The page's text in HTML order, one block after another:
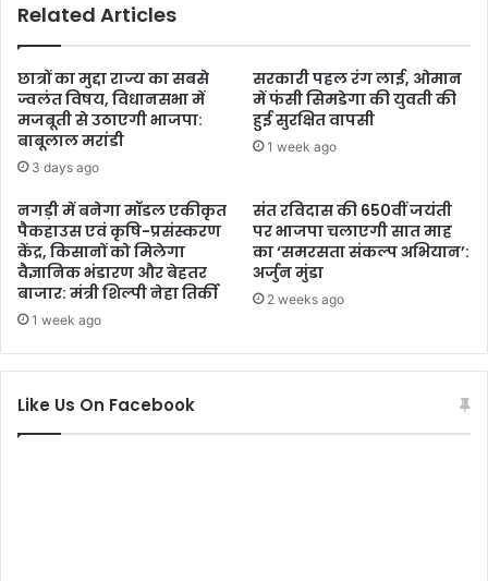
Related Articles
छात्रों का मुद्दा राज्य का सबसे
ज्वलंत विषय, विधानसभा में
मजबूती से उठाएगी भाजपा:
बाबूलाल मरांडी
3 days ago
सरकारी पहल रंग लाई, ओमान
में फंसी सिमडेगा की युवती की
हुई सुरक्षित वापसी
1 week ago
नगड़ी में बनेगा मॉडल एकीकृत
पैकहाउस एवं कृषि-प्रसंस्करण
केंद्र, किसानों को मिलेगा
वैज्ञानिक भंडारण और बेहतर
बाजार: मंत्री शिल्पी नेहा तिर्की
1 week ago
संत रविदास की 650वीं जयंती
पर भाजपा चलाएगी सात माह
का ‘समरसता संकल्प अभियान’:
अर्जुन मुंडा
2 weeks ago
Like Us On Facebook